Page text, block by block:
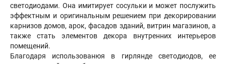
светодиодами. Она имитирует сосульки и может послужить
эффектным и оригинальным решением при декорировании
карнизов домов, арок, фасадов зданий, витрин магазинов, а
также стать элементов декора внутренних интерьеров
помещений.
Благодаря использованюя в гирлянде светодиодов, ее